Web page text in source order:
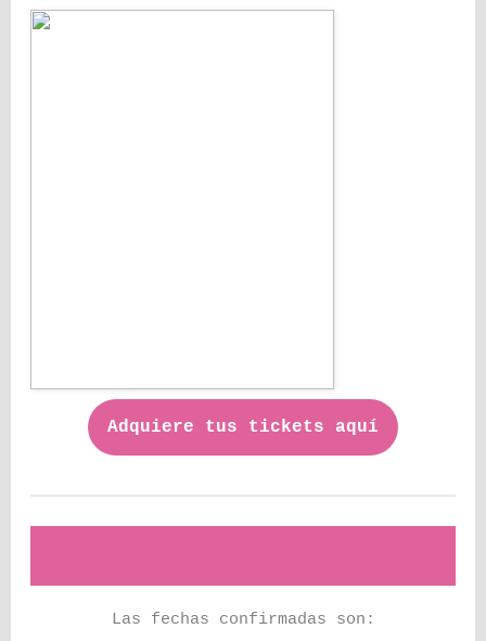
Adquiere tus tickets aquí
Las fechas confirmadas son: